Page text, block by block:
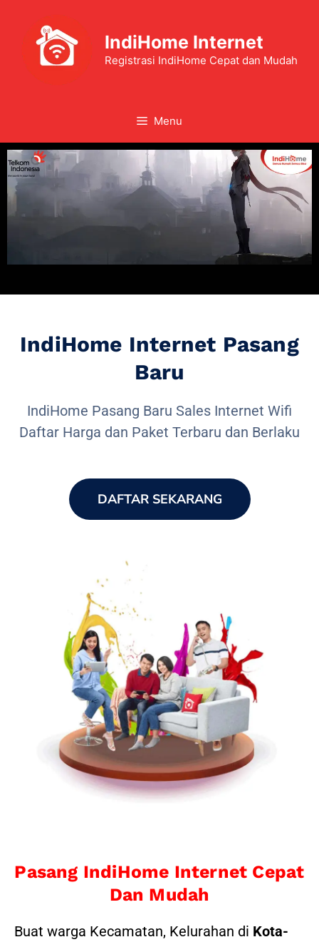
IndiHome Internet
Registrasi IndiHome Cepat dan Mudah
Menu
IndiHome Internet Pasang
Baru
IndiHome Pasang Baru Sales Internet Wifi
Daftar Harga dan Paket Terbaru dan Berlaku
DAFTAR SEKARANG
Pasang IndiHome Internet Cepat
Dan Mudah
Buat warga Kecamatan, Kelurahan di Kota-